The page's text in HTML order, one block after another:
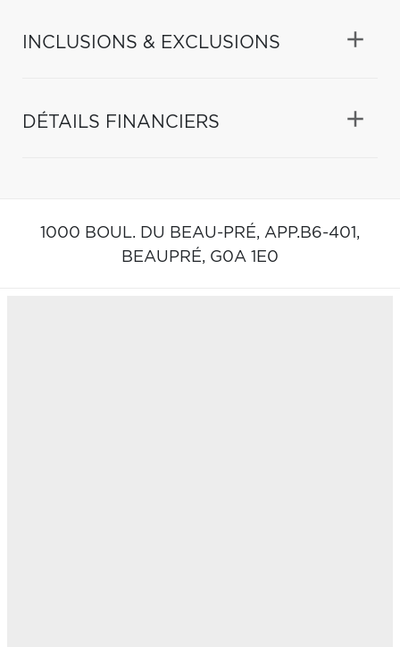
INCLUSIONS & EXCLUSIONS
DÉTAILS FINANCIERS
1000 BOUL. DU BEAU-PRÉ, APP.B6-401,
BEAUPRÉ, G0A 1E0